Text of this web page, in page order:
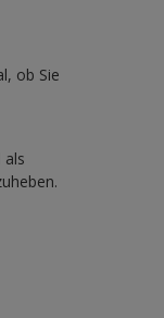
ob Sie
als